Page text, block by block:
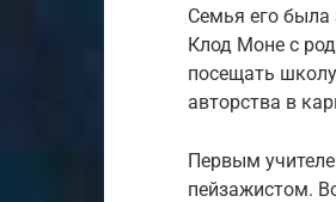
Семья его была
Клод Моне с
посещать
авторства в
Первым
пейзажистом.